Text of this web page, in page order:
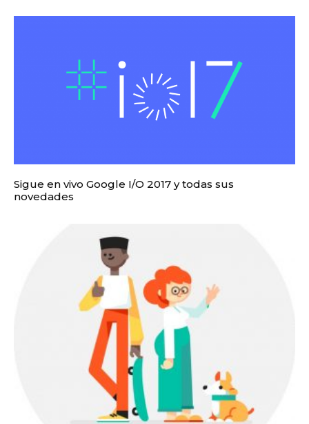
Sigue en vivo Google I/O 2017 y todas sus
novedades